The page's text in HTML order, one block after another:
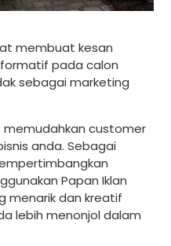
membuat kesan
pada calon
sebagai marketing
memudahkan customer
anda. Sebagai
Papan Iklan
menarik dan kreatif
lebih menonjol dalam